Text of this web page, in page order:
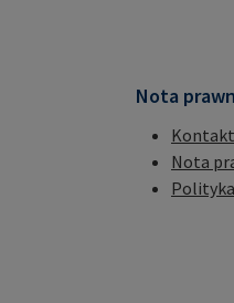
Nota
Kontakt
Nota